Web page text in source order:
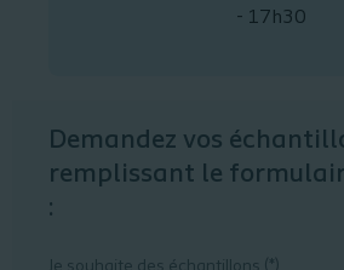
- 17h30
Demandez vos
remplissant le
: